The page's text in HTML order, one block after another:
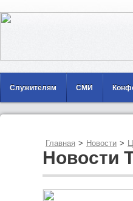
Служителям СМИ
Главная > Новости >
Новости